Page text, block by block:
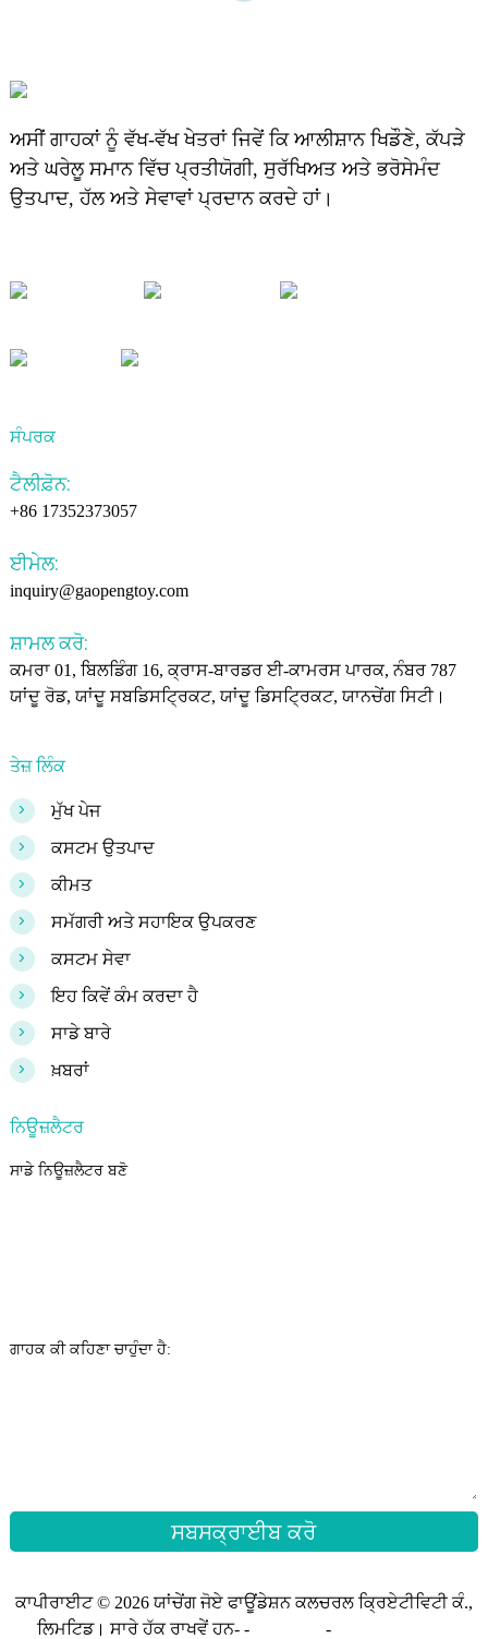
ਅਸੀਂ ਗਾਹਕਾਂ ਨੂੰ ਵੱਖ-ਵੱਖ ਖੇਤਰਾਂ ਜਿਵੇਂ ਕਿ ਆਲੀਸ਼ਾਨ ਖਿਡੌਣੇ, ਕੱਪੜੇ
ਅਤੇ ਘਰੇਲੂ ਸਮਾਨ ਵਿੱਚ ਪ੍ਰਤੀਯੋਗੀ, ਸੁਰੱਖਿਅਤ ਅਤੇ ਭਰੋਸੇਮੰਦ
ਉਤਪਾਦ, ਹੱਲ ਅਤੇ ਸੇਵਾਵਾਂ ਪ੍ਰਦਾਨ ਕਰਦੇ ਹਾਂ।
ਸੰਪਰਕ
ਟੈਲੀਫ਼ੋਨ:
+86 17352373057
ਈਮੇਲ:
inquiry@gaopengtoy.com
ਸ਼ਾਮਲ ਕਰੋ:
ਕਮਰਾ 01, ਬਿਲਡਿੰਗ 16, ਕ੍ਰਾਸ-ਬਾਰਡਰ ਈ-ਕਾਮਰਸ ਪਾਰਕ, ​​ਨੰਬਰ 787
ਯਾਂਦੂ ਰੋਡ, ਯਾਂਦੂ ਸਬਡਿਸਟ੍ਰਿਕਟ, ਯਾਂਦੂ ਡਿਸਟ੍ਰਿਕਟ, ਯਾਨਚੇਂਗ ਸਿਟੀ।
ਤੇਜ਼ ਲਿੰਕ
> ਮੁੱਖ ਪੇਜ
> ਕਸਟਮ ਉਤਪਾਦ
> ਕੀਮਤ
> ਸਮੱਗਰੀ ਅਤੇ ਸਹਾਇਕ ਉਪਕਰਣ
> ਕਸਟਮ ਸੇਵਾ
> ਇਹ ਕਿਵੇਂ ਕੰਮ ਕਰਦਾ ਹੈ
> ਸਾਡੇ ਬਾਰੇ
> ਖ਼ਬਰਾਂ
ਨਿਊਜ਼ਲੈਟਰ
ਸਾਡੇ ਨਿਊਜ਼ਲੈਟਰ ਬਣੋ
ਗਾਹਕ ਕੀ ਕਹਿਣਾ ਚਾਹੁੰਦਾ ਹੈ:
ਸਬਸਕ੍ਰਾਈਬ ਕਰੋ
ਕਾਪੀਰਾਈਟ © 2026 ਯਾਂਚੇਂਗ ਜੋਏ ਫਾਊਂਡੇਸ਼ਨ ਕਲਚਰਲ ਕ੍ਰਿਏਟੀਵਿਟੀ ਕੰ.,
ਲਿਮਟਿਡ। ਸਾਰੇ ਹੱਕ ਰਾਖਵੇਂ ਹਨ- -
-